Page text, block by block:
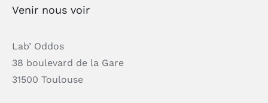
Venir nous voir
Lab’ Oddos
38 boulevard de la Gare
31500 Toulouse